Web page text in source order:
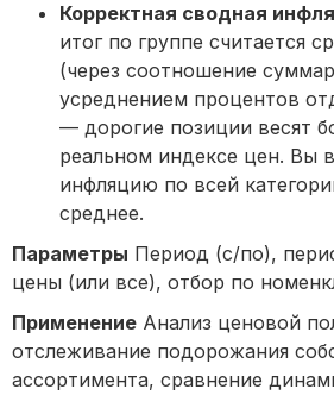
Корректная сводная
итог по группе считается
(через соотношение
усреднением процентов
— дорогие позиции весят
реальном индексе цен. Вы
инфляцию по всей
среднее.
Параметры Период (с/по),
цены (или все), отбор по
Применение Анализ ценовой
отслеживание подорожания
ассортимента, сравнение